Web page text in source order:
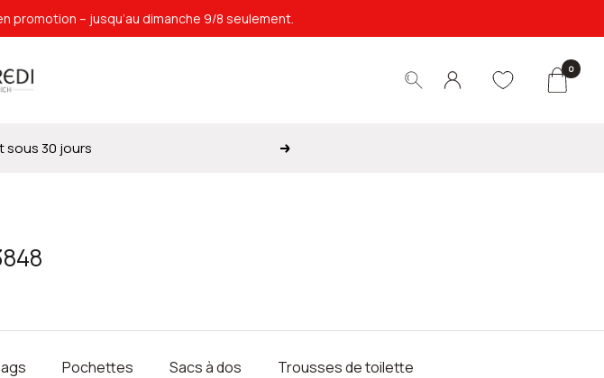
promotion – jusqu’au dimanche 9/8 seulement.
0
30 jours Suivant
Pochettes Sacs à dos Trousses de toilette